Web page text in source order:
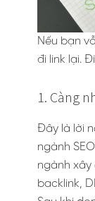
Nếu bạn
đi link lại.
1. Càng
Đây là lời
ngành
ngành xây
backlink,